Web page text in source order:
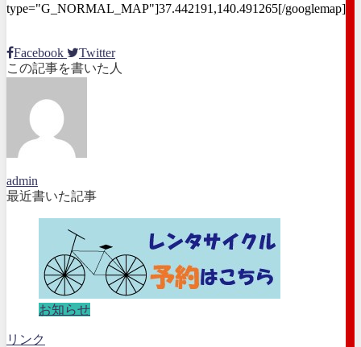
type="G_NORMAL_MAP"]37.442191,140.491265[/googlemap]
Facebook
Twitter
この記事を書いた人
admin
最近書いた記事
お知らせ
リンク